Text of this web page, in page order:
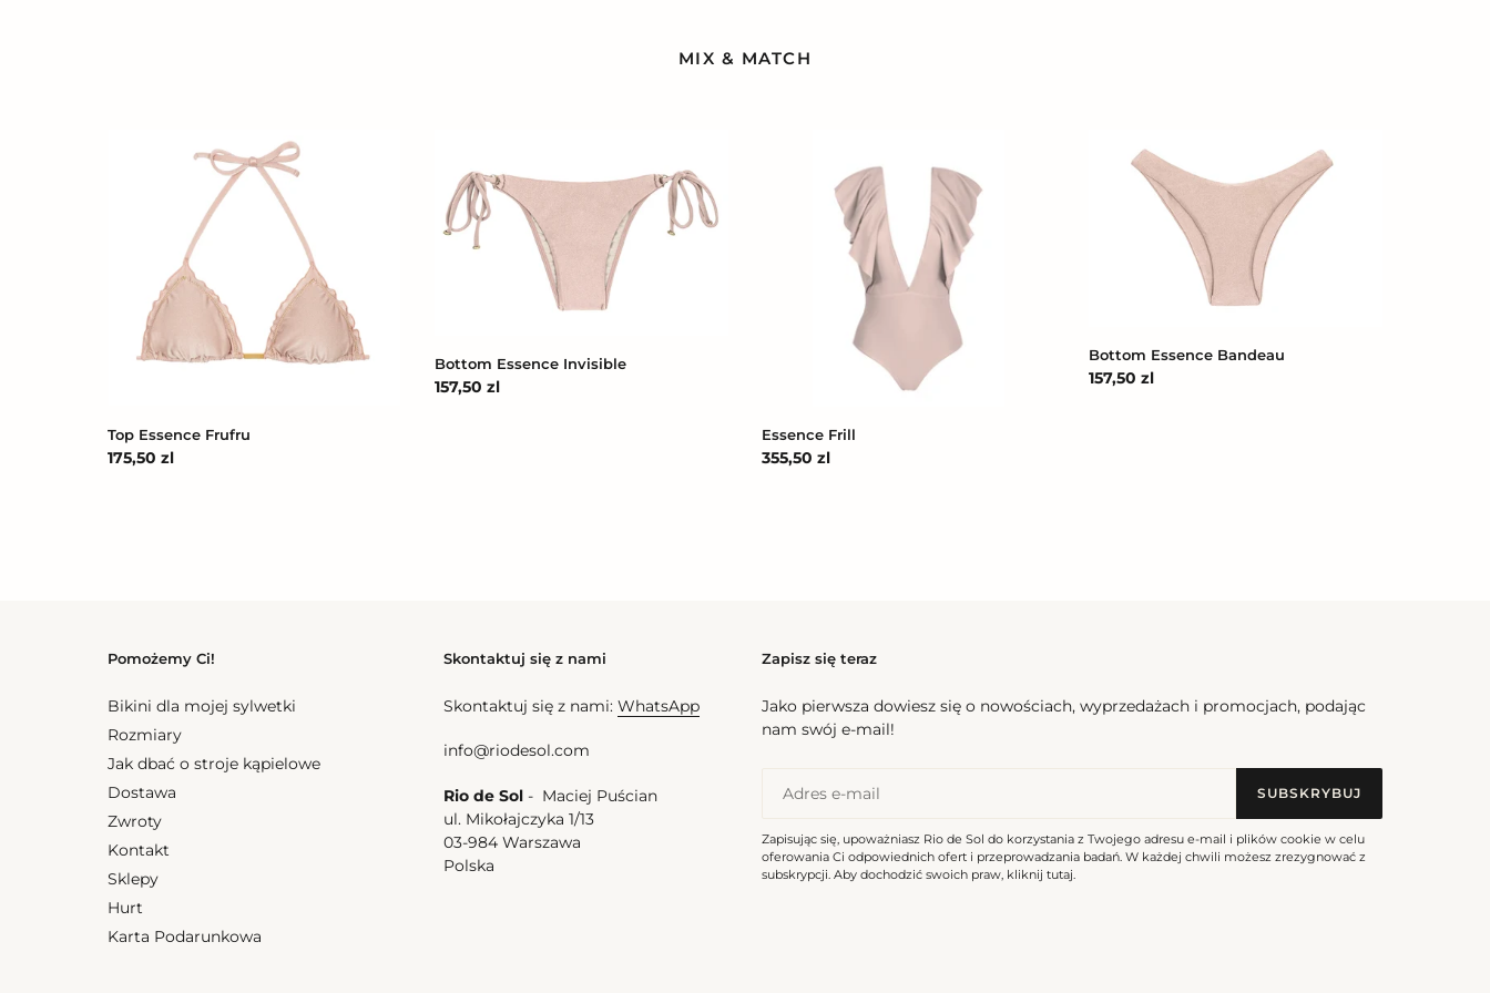
MIX & MATCH
Top Essence Frufru
Cena
175,50 zl
Invisible
Bottom Essence Invisible
Cena
157,50 zl
Essence Frill
Cena
355,50 zl
Essence
Bandeau
Bottom Essence Bandeau
Cena
157,50 zl
Pomożemy Ci!
Bikini dla mojej sylwetki
Rozmiary
Jak dbać o stroje kąpielowe
Dostawa
Zwroty
Kontakt
Sklepy
Hurt
Karta Podarunkowa
Skontaktuj się z nami
Skontaktuj się z nami: WhatsApp
info@riodesol.com
Rio de Sol- Maciej Puścian
ul. Mikołajczyka 1/13
03-984 Warszawa
Polska
Zapisz się teraz
Jako pierwsza dowiesz się o nowościach, wyprzedażach i promocjach, podając
nam swój e-mail!
SUBSKRYBUJ
Zapisując się, upoważniasz Rio de Sol do korzystania z Twojego adresu e-mail i plików cookie w celu
oferowania Ci odpowiednich ofert i przeprowadzania badań. W każdej chwili możesz zrezygnować z
subskrypcji. Aby dochodzić swoich praw, kliknij tutaj.